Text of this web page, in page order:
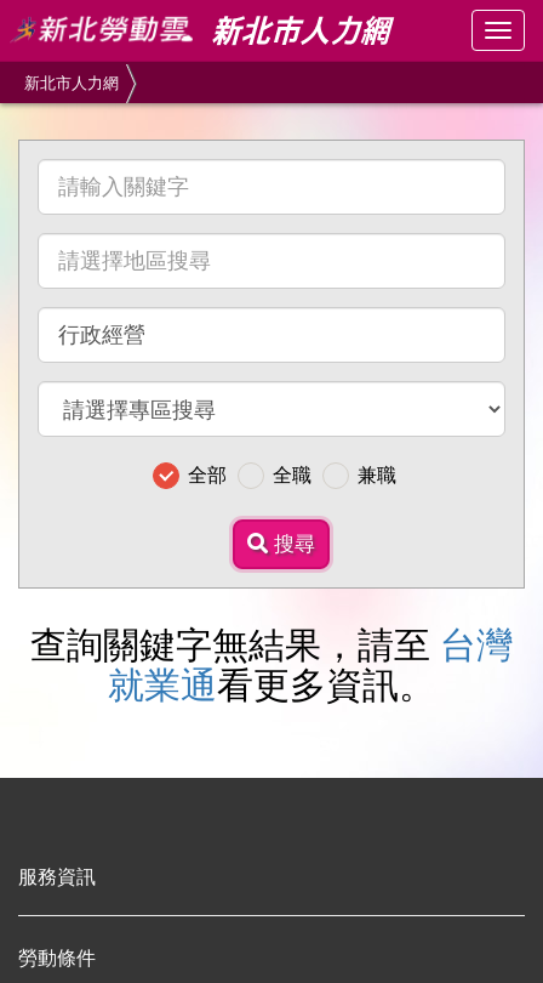
到
要
新北市人力網
入
鍵
字
擇
區
搜
擇
別
全部 全職 兼職
搜尋
查詢關鍵字無結果，請至 台灣
就業通看更多資訊。
服務資訊
勞動條件